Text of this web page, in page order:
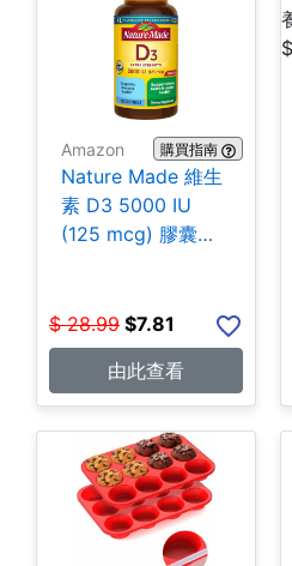
Amazon 購買指南
Nature Made 維生
素 D3 5000 IU
(125 mcg) 膠囊
$ 28.99 $7.81
由此查看